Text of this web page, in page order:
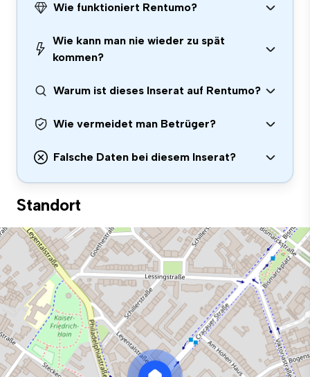
Wie funktioniert Rentumo?
Wie kann man nie wieder zu spät
kommen?
Warum ist dieses Inserat auf Rentumo?
Wie vermeidet man Betrüger?
Falsche Daten bei diesem Inserat?
Standort